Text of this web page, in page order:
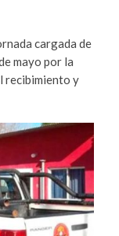
cargada de
mayo por la
recibimiento y